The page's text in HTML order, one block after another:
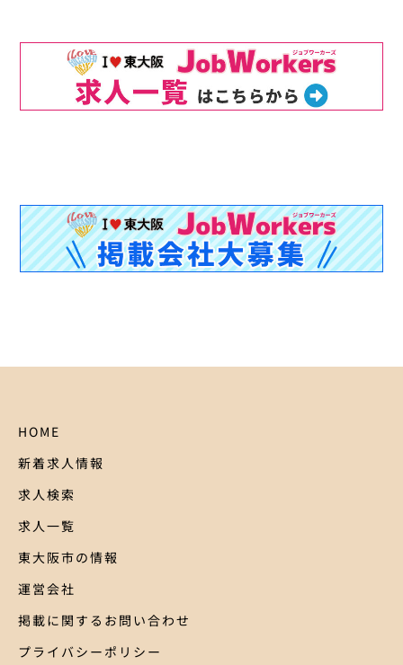
HOME
新着求人情報
求人検索
求人一覧
東大阪市の情報
運営会社
掲載に関するお問い合わせ
プライバシーポリシー